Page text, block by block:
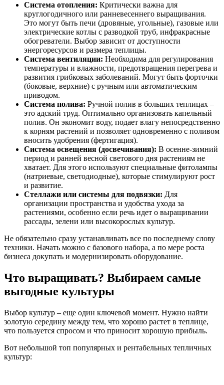
Система отопления: Критически важна для
круглогодичного или ранневесеннего выращивания.
Это могут быть печи (дровяные, угольные), газовые или
электрические котлы с разводкой труб, инфракрасные
обогреватели. Выбор зависит от доступности
энергоресурсов и размера теплицы.
Система вентиляции: Необходима для регулирования
температуры и влажности, предотвращения перегрева и
развития грибковых заболеваний. Могут быть форточки
(боковые, верхние) с ручным или автоматическим
приводом.
Система полива: Ручной полив в больших теплицах –
это адский труд. Оптимально организовать капельный
полив. Он экономит воду, подает влагу непосредственно
к корням растений и позволяет одновременно с поливом
вносить удобрения (фертигация).
Система освещения (досвечивания): В осенне-зимний
период и ранней весной светового дня растениям не
хватает. Для этого используют специальные фитолампы
(натриевые, светодиодные), которые стимулируют рост
и развитие.
Стеллажи или системы для подвязки: Для
организации пространства и удобства ухода за
растениями, особенно если речь идет о выращивании
рассады, зелени или высокорослых культур.
Не обязательно сразу устанавливать все по последнему слову
техники. Начать можно с базового набора, а по мере роста
бизнеса докупать и модернизировать оборудование.
Что выращивать? Выбираем самые
выгодные культуры
Выбор культур – еще один ключевой момент. Нужно найти
золотую середину между тем, что хорошо растет в теплице,
что пользуется спросом и что приносит хорошую прибыль.
Вот небольшой топ популярных и рентабельных тепличных
культур: